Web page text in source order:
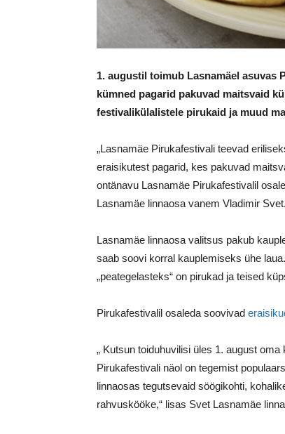
1. augustil toimub Lasnamäel asuvas
kümned pagarid pakuvad maitsvaid
festivalikülalistele pirukaid ja muud
„Lasnamäe Pirukafestivali teevad
eraisikutest pagarid, kes pakuvad
ontänavu Lasnamäe Pirukafestivalil
Lasnamäe linnaosa vanem Vladimir
Lasnamäe linnaosa valitsus pakub
saab soovi korral kauplemiseks ühe
„peategelasteks“ on pirukad ja teised
Pirukafestivalil osaleda soovivad
„ Kutsun toiduhuvilisi üles 1. august
Pirukafestivali näol on tegemist
linnaosas tegutsevaid söögikohti,
rahvuskööke,“ lisas Svet Lasnamäe